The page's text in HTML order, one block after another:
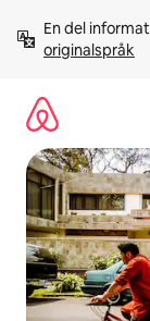
innehåll
En del
originalspråk